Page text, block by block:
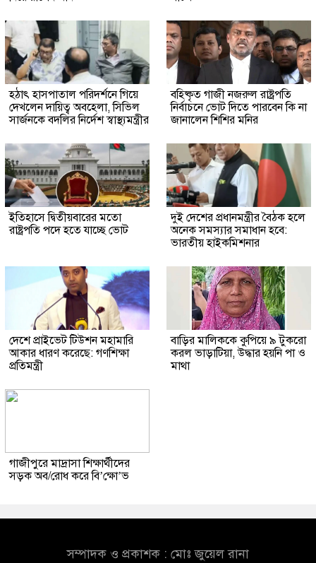
হঠাৎ হাসপাতাল পরিদর্শনে গিয়ে
দেখলেন দায়িত্ব অবহেলা, সিভিল
সার্জনকে বদলির নির্দেশ স্বাস্থ্যমন্ত্রীর
বহিষ্কৃত গাজী নজরুল রাষ্ট্রপতি
নির্বাচনে ভোট দিতে পারবেন কি না
জানালেন শিশির মনির
ইতিহাসে দ্বিতীয়বারের মতো
রাষ্ট্রপতি পদে হতে যাচ্ছে ভোট
দুই দেশের প্রধানমন্ত্রীর বৈঠক হলে
অনেক সমস্যার সমাধান হবে:
ভারতীয় হাইকমিশনার
দেশে প্রাইভেট টিউশন মহামারি
আকার ধারণ করেছে: গণশিক্ষা
প্রতিমন্ত্রী
বাড়ির মালিককে কুপিয়ে ৯ টুকরো
করল ভাড়াটিয়া, উদ্ধার হয়নি পা ও
মাথা
গাজীপুরে মাদ্রাসা শিক্ষার্থীদের
সড়ক অব/রোধ করে বি’ক্ষো’ভ
সম্পাদক ও প্রকাশক : মোঃ জুয়েল রানা